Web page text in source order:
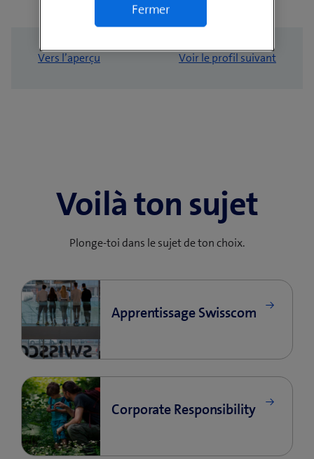
Vers l’aperçu Voir le profil suivant
Voilà ton sujet
Plonge-toi dans le sujet de ton choix.
Fermer